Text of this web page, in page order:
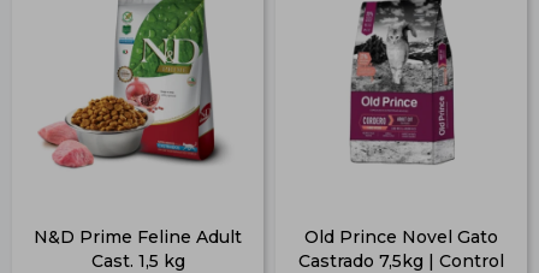
N&D Prime Feline Adult
Cast. 1,5 kg
Old Prince Novel Gato
Castrado 7,5kg | Control